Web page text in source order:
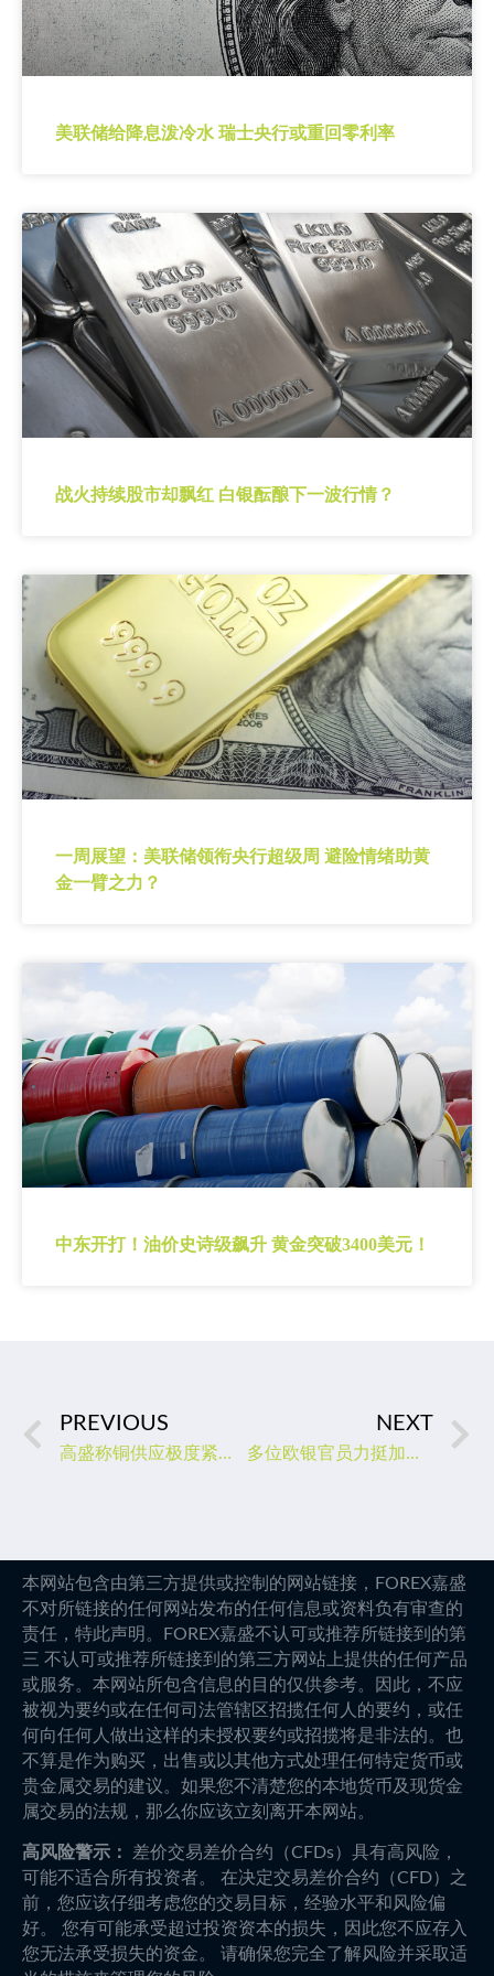
美联储给降息泼冷水 瑞士央行或重回零利率
战火持续股市却飘红 白银酝酿下一波行情？
一周展望：美联储领衔央行超级周 避险情绪助黄
金一臂之力？
中东开打！油价史诗级飙升 黄金突破3400美元！
PREVIOUS
高盛称铜供应极度紧张，2023年可能创下新高！
NEXT
多位欧银官员力挺加息，欧元有望继续上行！
本网站包含由第三方提供或控制的网站链接，FOREX嘉盛
不对所链接的任何网站发布的任何信息或资料负有审查的
责任，特此声明。FOREX嘉盛不认可或推荐所链接到的第
三 不认可或推荐所链接到的第三方网站上提供的任何产品
或服务。本网站所包含信息的目的仅供参考。因此，不应
被视为要约或在任何司法管辖区招揽任何人的要约，或任
何向任何人做出这样的未授权要约或招揽将是非法的。也
不算是作为购买，出售或以其他方式处理任何特定货币或
贵金属交易的建议。如果您不清楚您的本地货币及现货金
属交易的法规，那么你应该立刻离开本网站。
高风险警示：
差价交易差价合约（CFDs）具有高风险，
可能不适合所有投资者。 在决定交易差价合约（CFD）之
前，您应该仔细考虑您的交易目标，经验水平和风险偏
好。 您有可能承受超过投资资本的损失，因此您不应存入
您无法承受损失的资金。 请确保您完全了解风险并采取适